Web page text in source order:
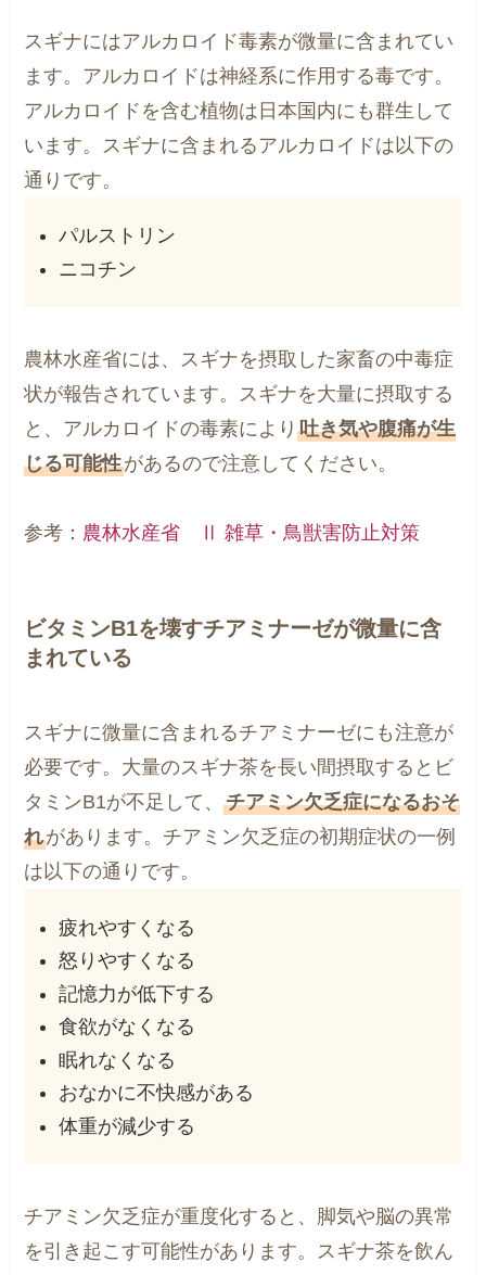
スギナにはアルカロイド毒素が微量に含まれてい
ます。アルカロイドは神経系に作用する毒です。
アルカロイドを含む植物は日本国内にも群生して
います。スギナに含まれるアルカロイドは以下の
通りです。
パルストリン
ニコチン
農林水産省には、スギナを摂取した家畜の中毒症
状が報告されています。スギナを大量に摂取する
と、アルカロイドの毒素により吐き気や腹痛が生
じる可能性があるので注意してください。
参考： 農林水産省 Ⅱ 雑草・鳥獣害防止対策
ビタミンB1を壊すチアミナーゼが微量に含
まれている
スギナに微量に含まれるチアミナーゼにも注意が
必要です。大量のスギナ茶を長い間摂取するとビ
タミンB1が不足して、チアミン欠乏症になるおそ
れがあります。チアミン欠乏症の初期症状の一例
は以下の通りです。
疲れやすくなる
怒りやすくなる
記憶力が低下する
食欲がなくなる
眠れなくなる
おなかに不快感がある
体重が減少する
チアミン欠乏症が重度化すると、脚気や脳の異常
を引き起こす可能性があります。スギナ茶を飲ん